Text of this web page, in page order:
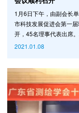
1月6日下午，由副会长
市科技发展促进会第一
开，45名理事代表出席
议表决事项合法有效。
清华创新中心展厅及芯
2021.01.08